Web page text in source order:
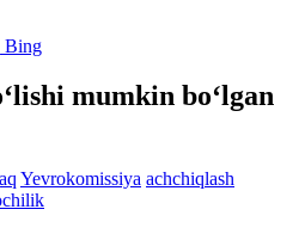
Bing
mumkin bo‘lgan
Yevrokomissiya achchiqlash